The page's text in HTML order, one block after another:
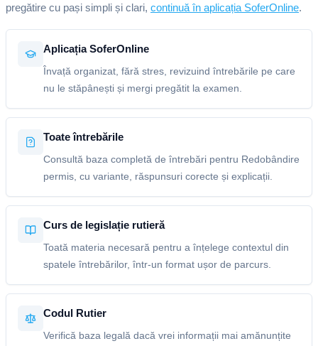
pregătire cu pași simpli și clari, continuă în aplicația SoferOnline.
Aplicația SoferOnline
Învață organizat, fără stres, revizuind întrebările pe care
nu le stăpânești și mergi pregătit la examen.
Toate întrebările
Consultă baza completă de întrebări pentru Redobândire
permis, cu variante, răspunsuri corecte și explicații.
Curs de legislație rutieră
Toată materia necesară pentru a înțelege contextul din
spatele întrebărilor, într-un format ușor de parcurs.
Codul Rutier
Verifică baza legală dacă vrei informații mai amănunțite